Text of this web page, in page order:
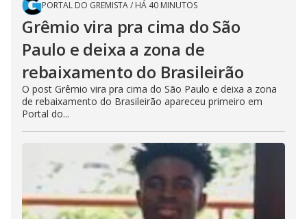
PORTAL DO GREMISTA/ HÁ 40 MINUTOS
Grêmio vira pra cima do São
Paulo e deixa a zona de
rebaixamento do Brasileirão
O post Grêmio vira pra cima do São Paulo e deixa a zona
de rebaixamento do Brasileirão apareceu primeiro em
Portal do...